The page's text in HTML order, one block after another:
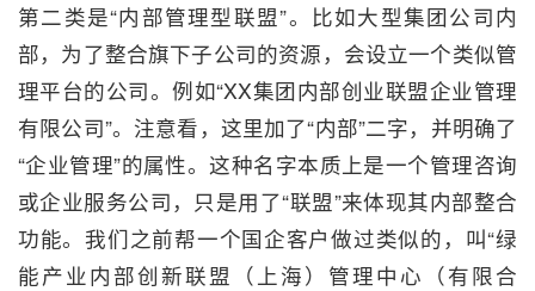
第二类是“内部管理型联盟”。比如大型集团公司内
部，为了整合旗下子公司的资源，会设立一个类似管
理平台的公司。例如“XX集团内部创业联盟企业管理
有限公司”。注意看，这里加了“内部”二字，并明确了
“企业管理”的属性。这种名字本质上是一个管理咨询
或企业服务公司，只是用了“联盟”来体现其内部整合
功能。我们之前帮一个国企客户做过类似的，叫“绿
能产业内部创新联盟（上海）管理中心（有限合